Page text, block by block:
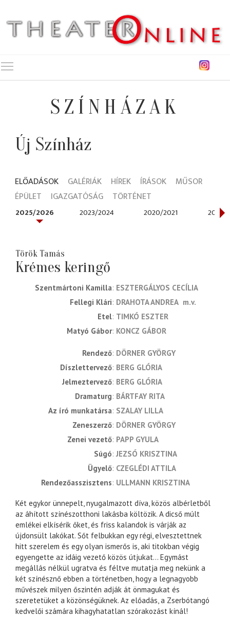
SZÍNHÁZAK
Új Színház
ELŐADÁSOK GALÉRIÁK HÍREK ÍRÁSOK
MŰSOR
ÉPÜLET
IGAZGATÓSÁG TÖRTÉNET
2025/2026 2023/2024 2020/2021 2019/
Török Tamás
Krémes keringő
Szentmártoni Kamilla ESZTERGÁLYOS CECÍLIA
Fellegi Klári DRAHOTA ANDREA m.v.
Etel TIMKÓ ESZTER
Matyó Gábor KONCZ GÁBOR
rendező DÖRNER GYÖRGY
díszlettervező BERG GLÓRIA
jelmeztervező BERG GLÓRIA
dramaturg BÁRTFAY RITA
az író munkatársa SZALAY LILLA
zeneszerző DÖRNER GYÖRGY
zenei vezető PAPP GYULA
súgó JEZSÓ KRISZTINA
ügyelő CZEGLÉDI ATTILA
rendezőasszisztens ULLMANN KRISZTINA
Két egykor ünnepelt, nyugalmazott díva, közös albérletből
az áhított színészotthoni lakásba költözik. A dicső múlt
emlékei elkísérik őket, és friss kalandok is várják az
újdonsült lakókat. Sőt felbukkan egy régi, elvesztettnek
hitt szerelem és egy olyan ismerős is, aki titokban végig
egyengette az idáig vezető közös útjukat… Egymást
megállás nélkül ugratva és féltve mutatja meg nekünk a
két színésznő ebben a történetben, hogy a legnagyobb
művészek milyen őszintén adják át önmagukat és
szeretetüket a közönségüknek. Az előadás, a Zserbótangó
kedvelői számára kihagyhatatlan szórakozást kínál!